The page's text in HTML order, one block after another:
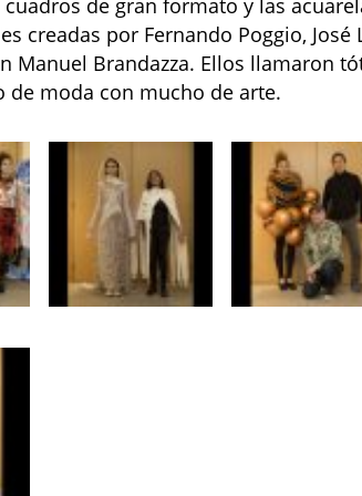
cuadros de gran formato y las
creadas por Fernando Poggio,
Manuel Brandazza. Ellos llamaron
de moda con mucho de arte.